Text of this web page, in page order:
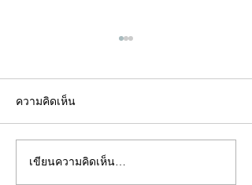
คอลัมน์"จับชีพจรวงการ
ความคิดเห็น
เขียนความคิดเห็น…